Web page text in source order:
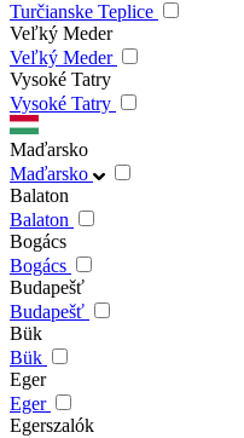
Turčianske Teplice
Veľký Meder
Veľký Meder
Vysoké Tatry
Vysoké Tatry
Maďarsko
Maďarsko
Balaton
Balaton
Bogács
Bogács
Budapešť
Budapešť
Bük
Bük
Eger
Eger
Egerszalók